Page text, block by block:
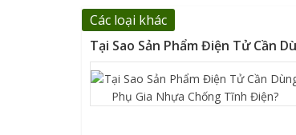
Các loại khác
Tại Sao Sản Phẩm Điện Tử Cần